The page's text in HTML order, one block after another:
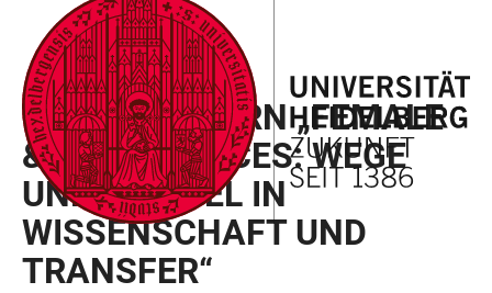
LINKS
ZUR
BARRIEREFREIHEIT
ZUM
HAUPTINHALT
HAUPTNAVIGATION
ÖFFNEN
WEBSEITENSUCHE
ÖFFNEN
LUNCH & LEARN „FEMALE
& QUEER VOICES: WEGE
UND WANDEL IN
WISSENSCHAFT UND
TRANSFER“